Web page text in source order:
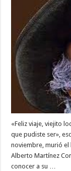
«Feliz viaje, viejito
que pudiste ser»,
noviembre, murió el
Alberto Martínez
conocer a su …